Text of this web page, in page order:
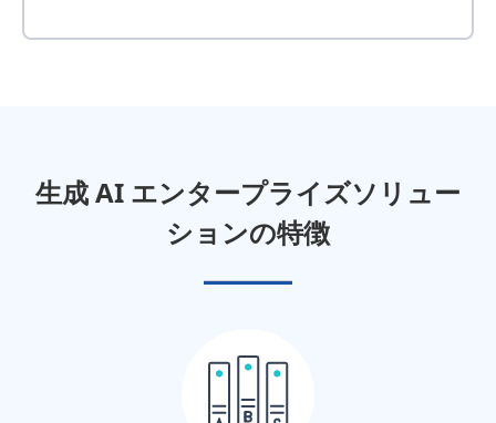
生成 AI エンタープライズソリュー
ションの特徴